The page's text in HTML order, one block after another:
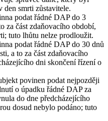
den smrti zůstavitele.
podat řádné DAP do 3
za část zdaňovacího období,
tuto lhůtu nelze prodloužit.
podat řádné DAP do 30 dnů
a to za část zdaňovacího
dni skončení řízení o
povinen podat nejpozději
o úpadku řádné DAP za
do dne předcházejícího
dosud nebylo podáno; tuto